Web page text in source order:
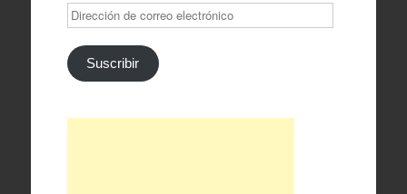
Dirección
de
correo
electrónico
Suscribir